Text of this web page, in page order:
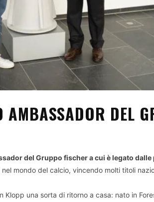
DEL
del Gruppo fischer a cui è legato
mondo del calcio, vincendo molti titoli
Klopp una sorta di ritorno a casa: nato in